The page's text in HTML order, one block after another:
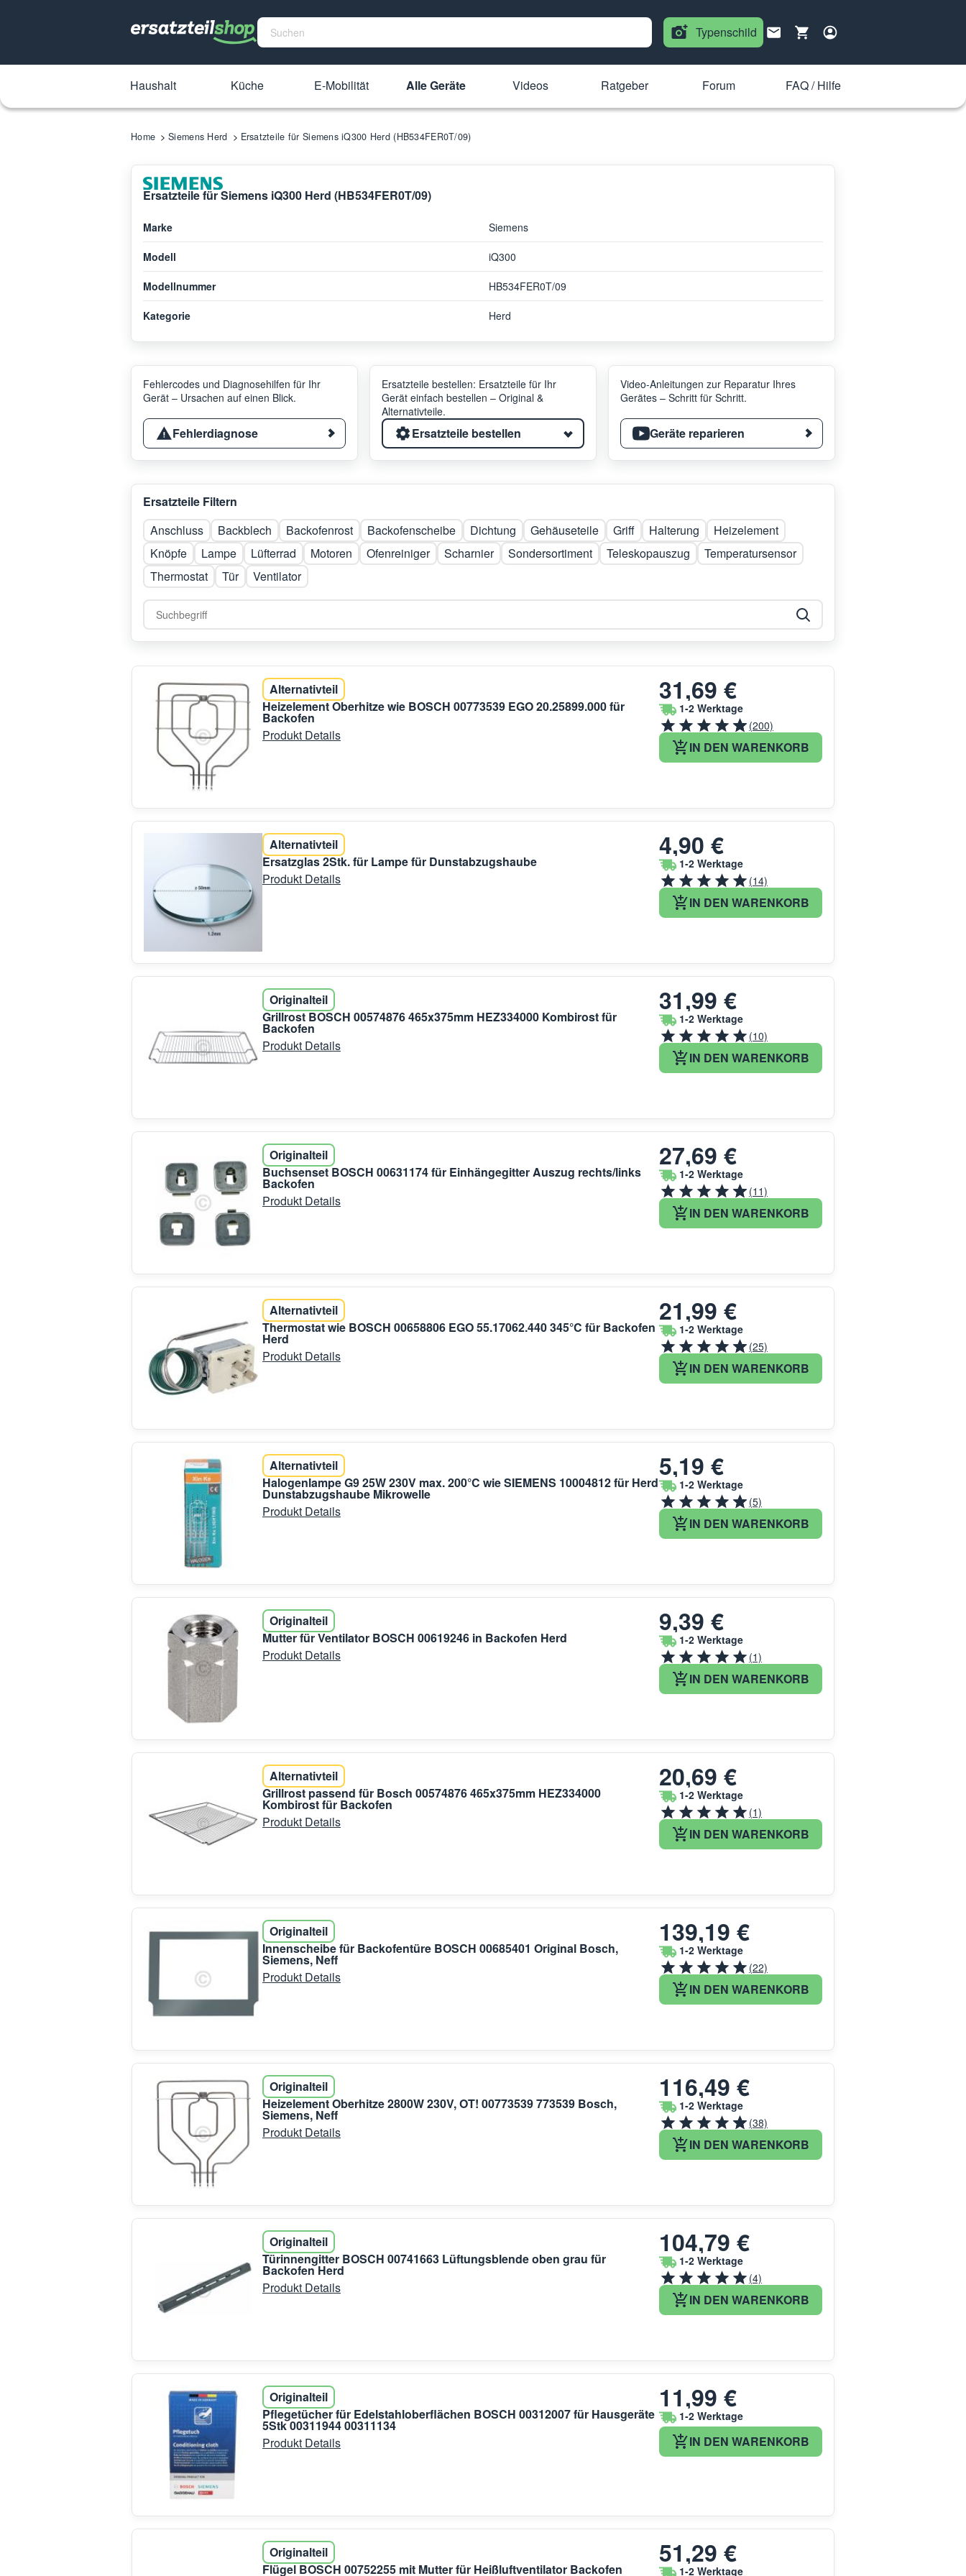
Typenschild
Haushalt Küche E-Mobilität Alle Geräte Videos Ratgeber Forum FAQ / Hilfe
Home Siemens Herd Ersatzteile für Siemens iQ300 Herd (HB534FER0T/09)
Ersatzteile für Siemens iQ300 Herd (HB534FER0T/09)
Marke Siemens
Modell iQ300
Modellnummer HB534FER0T/09
Kategorie Herd
Fehlercodes und Diagnosehilfen für Ihr
Gerät – Ursachen auf einen Blick.
Fehlerdiagnose
Ersatzteile bestellen: Ersatzteile für Ihr
Gerät einfach bestellen – Original &
Alternativteile.
Ersatzteile bestellen
Video-Anleitungen zur Reparatur Ihres
Gerätes – Schritt für Schritt.
Geräte reparieren
Ersatzteile Filtern
Anschluss
Backblech Backofenrost Backofenscheibe Dichtung Gehäuseteile Griff Halterung
Heizelement
Knöpfe
Lampe Lüfterrad Motoren Ofenreiniger Scharnier Sondersortiment Teleskopauszug
Temperatursensor
Thermostat
Tür Ventilator
Alternativteil
Heizelement Oberhitze wie BOSCH 00773539 EGO 20.25899.000 für
Backofen
Produkt Details
31,69 €
1-2 Werktage
(200)
IN DEN WARENKORB
Alternativteil
Ersatzglas 2Stk. für Lampe für Dunstabzugshaube
Produkt Details
4,90 €
1-2 Werktage
(14)
IN DEN WARENKORB
Originalteil
Grillrost BOSCH 00574876 465x375mm HEZ334000 Kombirost für
Backofen
Produkt Details
31,99 €
1-2 Werktage
(10)
IN DEN WARENKORB
Originalteil
Buchsenset BOSCH 00631174 für Einhängegitter Auszug rechts/links
Backofen
Produkt Details
27,69 €
1-2 Werktage
(11)
IN DEN WARENKORB
Alternativteil
Thermostat wie BOSCH 00658806 EGO 55.17062.440 345°C für Backofen
Herd
Produkt Details
21,99 €
1-2 Werktage
(25)
IN DEN WARENKORB
Alternativteil
Halogenlampe G9 25W 230V max. 200°C wie SIEMENS 10004812 für Herd
Dunstabzugshaube Mikrowelle
Produkt Details
5,19 €
1-2 Werktage
(5)
IN DEN WARENKORB
Originalteil
Mutter für Ventilator BOSCH 00619246 in Backofen Herd
Produkt Details
9,39 €
1-2 Werktage
(1)
IN DEN WARENKORB
Alternativteil
Grillrost passend für Bosch 00574876 465x375mm HEZ334000
Kombirost für Backofen
Produkt Details
20,69 €
1-2 Werktage
(1)
IN DEN WARENKORB
Originalteil
Innenscheibe für Backofentüre BOSCH 00685401 Original Bosch,
Siemens, Neff
Produkt Details
139,19 €
1-2 Werktage
(22)
IN DEN WARENKORB
Originalteil
Heizelement Oberhitze 2800W 230V, OT! 00773539 773539 Bosch,
Siemens, Neff
Produkt Details
116,49 €
1-2 Werktage
(38)
IN DEN WARENKORB
Originalteil
Türinnengitter BOSCH 00741663 Lüftungsblende oben grau für
Backofen Herd
Produkt Details
104,79 €
1-2 Werktage
(4)
IN DEN WARENKORB
Originalteil
Pflegetücher für Edelstahloberflächen BOSCH 00312007 für Hausgeräte
5Stk 00311944 00311134
Produkt Details
11,99 €
1-2 Werktage
IN DEN WARENKORB
Originalteil
Flügel BOSCH 00752255 mit Mutter für Heißluftventilator Backofen
51,29 €
1-2 Werktage